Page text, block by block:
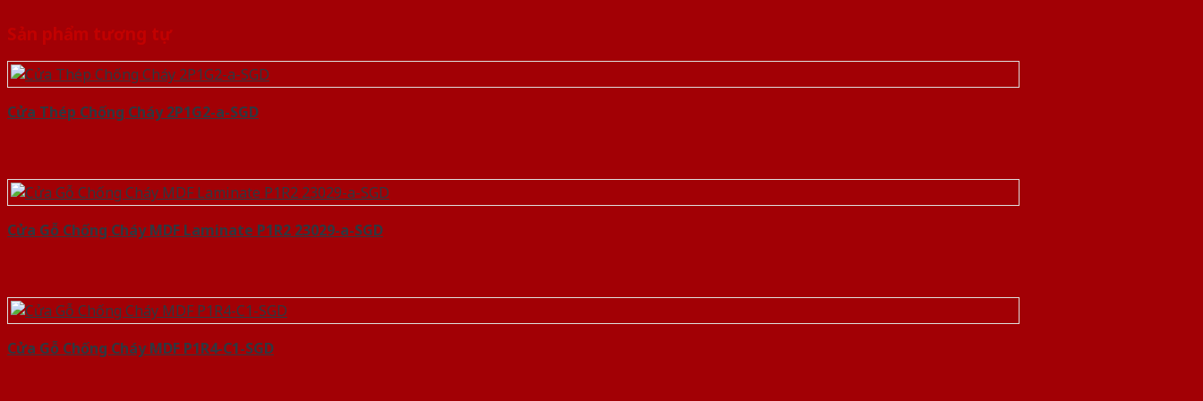
Sản phẩm tương tự
Cửa Thép Chống Cháy 2P1G2-a-SGD
Cửa Gỗ Chống Cháy MDF Laminate P1R2 23029-a-SGD
Cửa Gỗ Chống Cháy MDF P1R4-C1-SGD